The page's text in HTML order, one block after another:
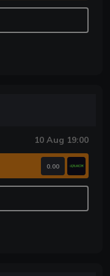
10 Aug 19:00
0.00